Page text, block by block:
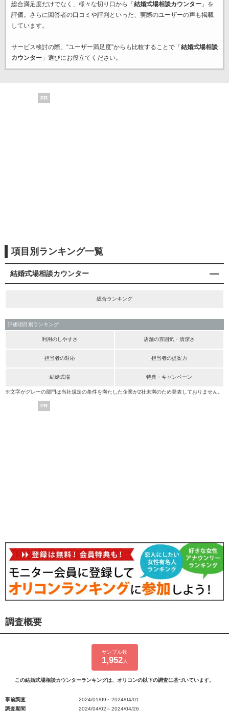
総合満足度だけでなく、様々な切り口から「 結婚式場相談カウンター」を
評価。さらに回答者の口コミや評判といった、実際のユーザーの声も掲載
しています。
サービス検討の際、“ユーザー満足度”からも比較することで「 結婚式場相談
カウンター」選びにお役立てください。
PR
項目別ランキング一覧
結婚式場相談カウンター
総合ランキング
評価項目別ランキング
利用のしやすさ 店舗の雰囲気・清潔さ
担当者の対応 担当者の提案力
結婚式場 特典・キャンペーン
※文字がグレーの部門は当社規定の条件を満たした企業が2社未満のため発表しておりません。
PR
調査概要
サンプル数
1,952人
この結婚式場相談カウンターランキングは、オリコンの以下の調査に基づいています。
事前調査
2024/01/09～2024/04/01
調査期間
2024/04/02～2024/04/26